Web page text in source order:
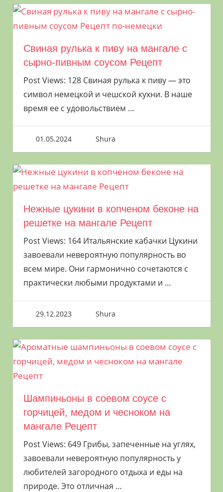
шашлык распространилось на рецепты на
шампурах на мангале из свинины, птицы,
тем же способом.
Как лучше жарить шашлык
на решетке или на
шампурах
Как лучше жарить шашлык
Готовить продукты на мангале на природе
— одно удовольствие. Свежий воздух,
особо трепетного отношения к
приготовлению еды на огне. Поэтому
закономерно возникает вопрос — как
лучше жарить шашлык на решетке или на
шампурах. На этот вопрос нет
однозначного ответа. Все зависит от
формы нарезки и веса продукта. На
решетке можно готовить крупные куски, а
на шампуре же обычно запекают мелкие.
Овощи получаются одинаково вкусными
как на шампуре, так и на решетке.
window.yaContextCb.push(()=>{
Свиная рулька к пиву на мангале с
сырно-пивным соусом Рецепт
Post Views: 128 Свиная рулька к пиву — это
символ немецкой и чешской кухни. В наше
время ее с удовольствием …
01.05.2024 Shura
Нежные цукини в копченом беконе на
решетке на мангале Рецепт
Post Views: 164 Итальянские кабачки Цукини
завоевали невероятную популярность во
всем мире. Они гармонично сочетаются с
практически любыми продуктами и …
29.12.2023 Shura
Шампиньоны в соевом соусе с
горчицей, медом и чесноком на
мангале Рецепт
Post Views: 649 Грибы, запеченные на углях,
завоевали невероятную популярность у
любителей загородного отдыха и еды на
природе. Это отличная …